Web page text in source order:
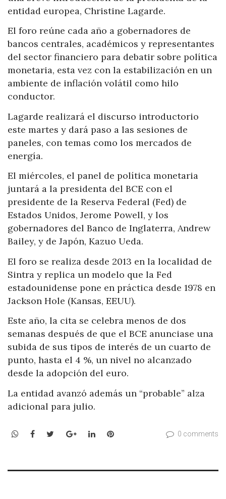
entidad europea, Christine Lagarde.
El foro reúne cada año a gobernadores de
bancos centrales, académicos y representantes
del sector financiero para debatir sobre política
monetaria, esta vez con la estabilización en un
ambiente de inflación volátil como hilo
conductor.
Lagarde realizará el discurso introductorio
este martes y dará paso a las sesiones de
paneles, con temas como los mercados de
energía.
El miércoles, el panel de política monetaria
juntará a la presidenta del BCE con el
presidente de la Reserva Federal (Fed) de
Estados Unidos, Jerome Powell, y los
gobernadores del Banco de Inglaterra, Andrew
Bailey, y de Japón, Kazuo Ueda.
El foro se realiza desde 2013 en la localidad de
Sintra y replica un modelo que la Fed
estadounidense pone en práctica desde 1978 en
Jackson Hole (Kansas, EEUU).
Este año, la cita se celebra menos de dos
semanas después de que el BCE anunciase una
subida de sus tipos de interés de un cuarto de
punto, hasta el 4 %, un nivel no alcanzado
desde la adopción del euro.
La entidad avanzó además un “probable” alza
adicional para julio.
WhatsApp
Facebook
TwitterGoogle+LinkedInPinterest 0 comments